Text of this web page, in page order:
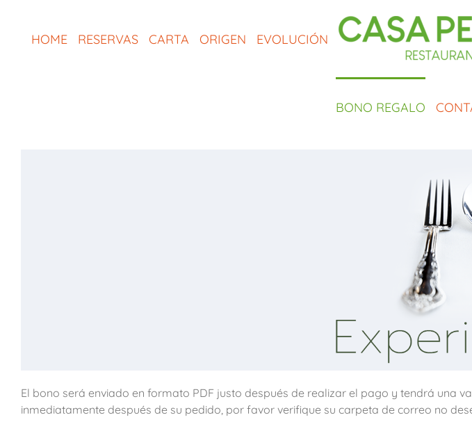
contenidoHOME RESERVAS CARTA ORIGEN EVOLUCIÓN
BONO REGALO
El bono será enviado en formato PDF justo después de realizar el pago y tendrá una
inmediatamente después de su pedido, por favor verifique su carpeta de correo no